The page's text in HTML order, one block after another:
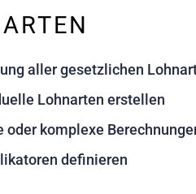
aller gesetzlichen
Lohnarten erstellen
oder komplexe
definieren